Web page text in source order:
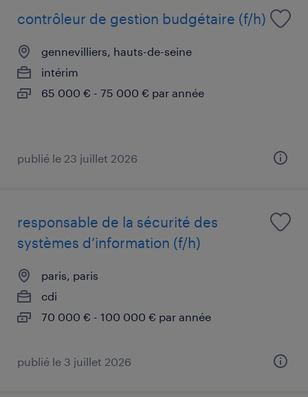
contrôleur de gestion budgétaire (f/h)
gennevilliers, hauts-de-seine
intérim
65 000 € - 75 000 € par année
publié le 23 juillet 2026
responsable de la sécurité des
systèmes d’information (f/h)
paris, paris
cdi
70 000 € - 100 000 € par année
publié le 3 juillet 2026